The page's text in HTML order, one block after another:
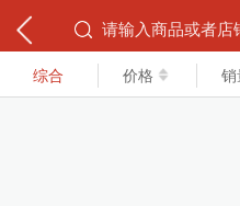
综合 价格 销